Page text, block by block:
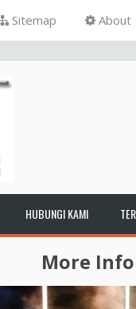
Sitemap About
HUBUNGI KAMI
More Info